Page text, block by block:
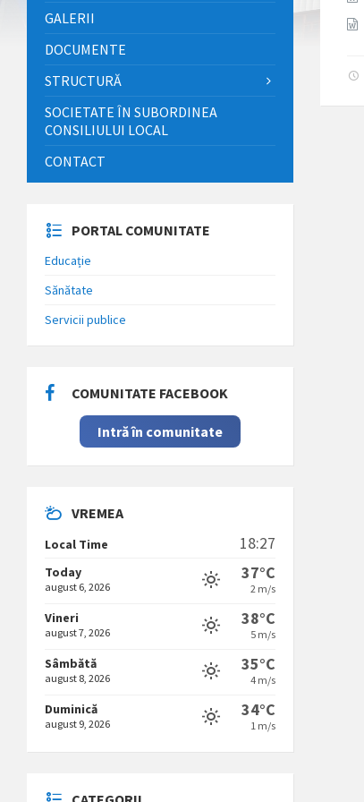
GALERII
DOCUMENTE
STRUCTURĂ
SOCIETATE ÎN SUBORDINEA
CONSILIULUI LOCAL
CONTACT
PORTAL COMUNITATE
Educație
Sănătate
Servicii publice
COMUNITATE FACEBOOK
Intră în comunitate
VREMEA
Local Time 18:27
Today
august 6, 2026
37°C
2 m/s
Vineri
august 7, 2026
38°C
5 m/s
Sâmbătă
august 8, 2026
35°C
4 m/s
Duminică
august 9, 2026
34°C
1 m/s